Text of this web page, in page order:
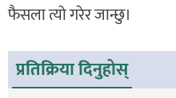
फैसला त्यो गरेर जान्छु।
प्रतिक्रिया दिनुहोस्